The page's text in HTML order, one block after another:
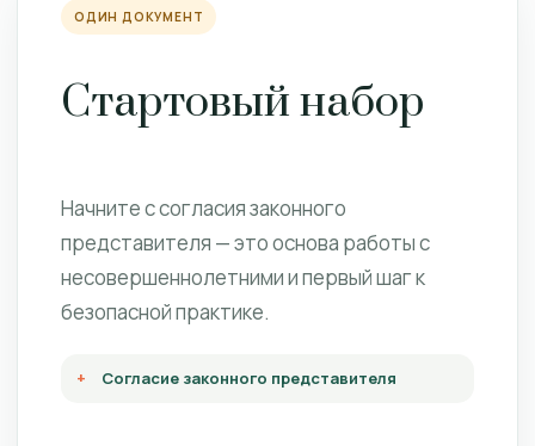
ОДИН ДОКУМЕНТ
Стартовый набор
Начните с согласия законного
представителя — это основа работы с
несовершеннолетними и первый шаг к
безопасной практике.
Согласие законного представителя